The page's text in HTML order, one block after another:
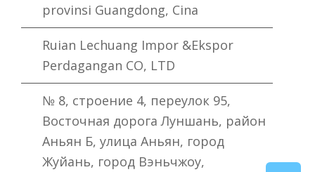
provinsi Guangdong, Cina
Ruian Lechuang Impor &Ekspor
Perdagangan CO, LTD
№ 8, строение 4, переулок 95,
Восточная дорога Луншань, район
Аньян Б, улица Аньян, город
Жуйань, город Вэньчжоу,